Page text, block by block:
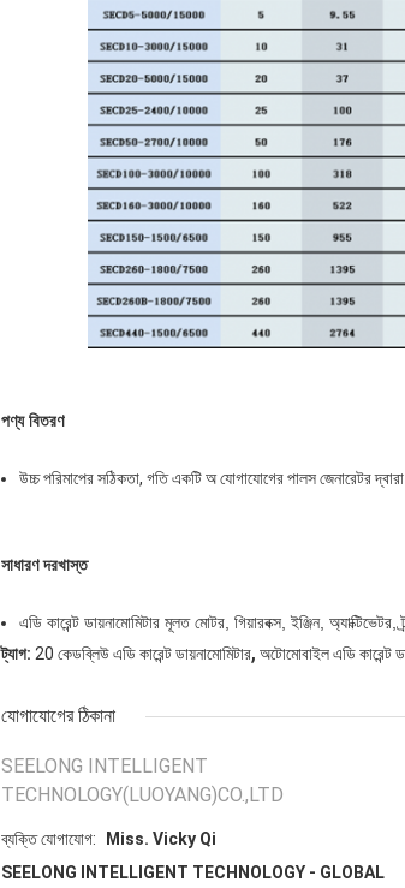
পণ্য বিতরণ
উচ্চ পরিমাপের সঠিকতা, গতি একটি অ যোগাযোগের পালস জেনারেটর
সাধারণ দরখাস্ত
এডি কারেন্ট ডায়নামোমিটার মূলত মোটর, গিয়ারবক্স, ইঞ্জিন,
ট্যাগ: 20 কেডব্লিউ এডি কারেন্ট ডায়নামোমিটার, অটোমোবাইল এডি কারেন্ট
যোগাযোগের ঠিকানা
SEELONG INTELLIGENT
TECHNOLOGY(LUOYANG)CO.,LTD
ব্যক্তি যোগাযোগ:
Miss. Vicky Qi
SEELONG INTELLIGENT TECHNOLOGY - GLOBAL